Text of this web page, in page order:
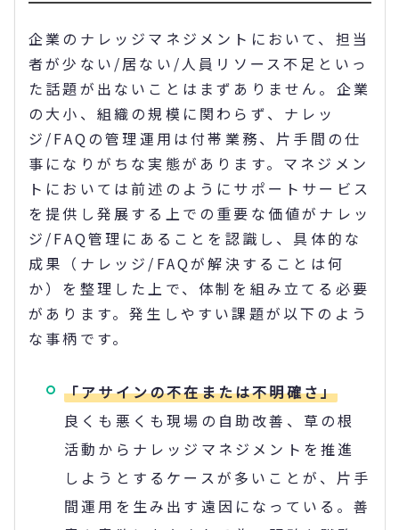
企業のナレッジマネジメントにおいて、担当
者が少ない/居ない/人員リソース不足といっ
た話題が出ないことはまずありません。企業
の大小、組織の規模に関わらず、ナレッ
ジ/FAQの管理運用は付帯業務、片手間の仕
事になりがちな実態があります。マネジメン
トにおいては前述のようにサポートサービス
を提供し発展する上での重要な価値がナレッ
ジ/FAQ管理にあることを認識し、具体的な
成果（ナレッジ/FAQが解決することは何
か）を整理した上で、体制を組み立てる必要
があります。発生しやすい課題が以下のよう
な事柄です。
「アサインの不在または不明確さ」
良くも悪くも現場の自助改善、草の根
活動からナレッジマネジメントを推進
しようとするケースが多いことが、片手
間運用を生み出す遠因になっている。善